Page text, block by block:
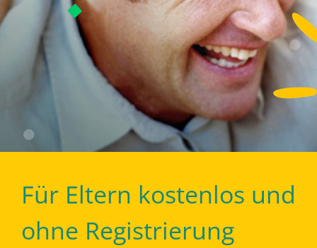
Für Eltern kostenlos und
ohne Registrierung